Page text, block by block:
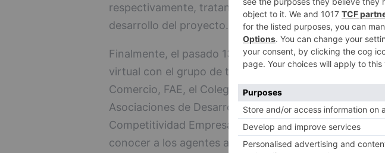
respectivamente, tratando que está circunstancia no
desarrollo del proyecto.
Finalmente, el pasado 13 de julio, SODEBUR Y CEEI
virtual con el grupo de trabajo local. Este está formado
Comercio, FAE, el Colegio de Economistas, la
Asociaciones de Desarrollo Rural, el ICEX y el Instituto
Competitividad Empresarial (ICE). En dicho encuentro
conocer a los agentes asistentes, no únicamente los